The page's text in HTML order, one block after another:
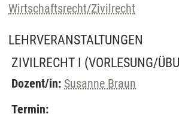
Wirtschaftsrecht/Zivilrecht
LEHRVERANSTALTUNGEN
ZIVILRECHT I (VORLESUNG/
Dozent/in: Susanne Braun
Termin: